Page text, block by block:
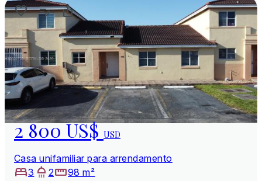
2 800 US$USD
Casa unifamiliar para arrendamento
3
2
98 m²